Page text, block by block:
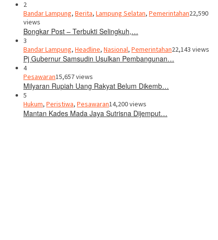
2
Bandar Lampung, Berita, Lampung Selatan, Pemerintahan22,590
views
Bongkar Post – Terbukti Selingkuh,…
3
Bandar Lampung, Headline, Nasional, Pemerintahan22,143 views
Pj Gubernur Samsudin Usulkan Pembangunan…
4
Pesawaran15,657 views
Milyaran Rupiah Uang Rakyat Belum Dikemb…
5
Hukum, Peristiwa, Pesawaran14,200 views
Mantan Kades Mada Jaya Sutrisna Dijemput…